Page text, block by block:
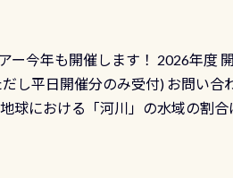
漏れする…ってのは避けましょ
ーツクリーニングの際に行うの
タンの点検と一緒な訳ですから
点検しましょう！まだした事が
ー今年も開催します！ 2026年度
し平日開催分のみ受付) お問い合
球における「河川」の水域の割